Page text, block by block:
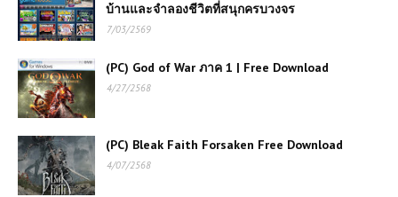
บ้านและจำลองชีวิตที่สนุกครบวงจร
7/03/2569
(PC) God of War ภาค 1 | Free Download
4/27/2568
(PC) Bleak Faith Forsaken Free Download
4/07/2568
Racing เกมแข่งรถสุดมันส์แบบเต็มส
ปีด
เกมส์ออนไลน์ฟรี Naruto Bike
Delivery – เกมมอเตอร์ไซค์ส่งของสุด
มันส์ในโลกนินจา
เกมส์ออนไลน์ Blocky Parkour Ninja
ผจญภัยสุดมันส์ในโลกบล็อก